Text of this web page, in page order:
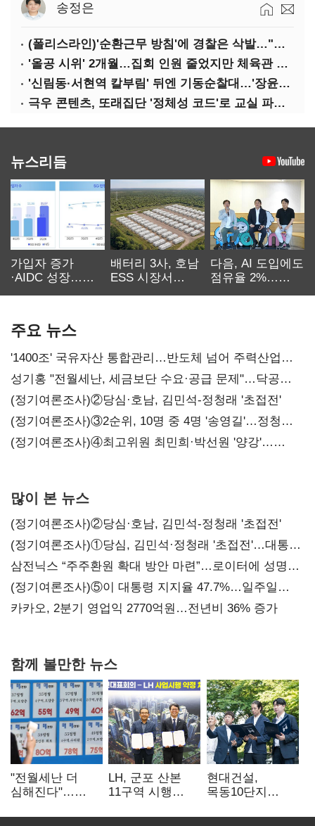
송정은
(폴리스라인)'순환근무 방침'에 경찰은 삭발…"베테랑·수사력 보강 먼저"
'올공 시위' 2개월…집회 인원 줄었지만 체육관 봉쇄 계속
'신림동·서현역 칼부림' 뒤엔 기동순찰대…'장윤기 은폐·조작' 후엔 내부비리수사대
극우 콘텐츠, 또래집단 '정체성 코드'로 교실 파고들었다
뉴스리듬
가입자 증가
·AIDC 성장…
배터리 3사, 호남
ESS 시장서
다음, AI 도입에도
점유율 2%…
주요 뉴스
'1400조' 국유자산 통합관리…반도체 넘어 주력산업
구조혁신
성기홍 "전월세난, 세금보단 수요·공급 문제"…닥공
시사
(정기여론조사)②당심·호남, 김민석-정청래 '초접전'
(정기여론조사)③2순위, 10명 중 4명 '송영길'…정청래
'한 자릿수'
(정기여론조사)④최고위원 최민희·박선원 '양강'…
많이 본 뉴스
(정기여론조사)②당심·호남, 김민석-정청래 '초접전'
(정기여론조사)①당심, 김민석·정청래 '초접전'…대통령
지지도 '50% 아래로'(종합)
삼전닉스 “주주환원 확대 방안 마련”…로이터에 성명
보내
(정기여론조사)⑤이 대통령 지지율 47.7%…일주일
만에 다시 40%대
카카오, 2분기 영업익 2770억원…전년비 36% 증가
함께 볼만한 뉴스
"전월세난 더
심해진다"…
LH, 군포 산본
11구역 시행
공급
현대건설,
목동10단지
출사표